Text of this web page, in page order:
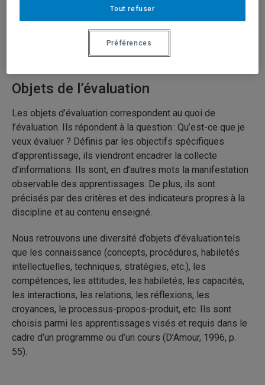
modalités d’évaluation diversifiées. Pour y arriver, on
utilisera des formes d’évaluation comme l’examen, la
présentation, la production, le projet ou le portfolio, le
Objets de l’évaluation
Les objets d’évaluation correspondent au quoi de
l’évaluation. Ils répondent à la question : Qu’est-ce que je
veux évaluer ? Définis par les objectifs spécifiques
d’apprentissage, ils viendront encadrer la collecte
d’informations. Ils sont, en d’autres mots la manifestation
observable des apprentissages. De plus, ils sont
précisés par des critères et des indicateurs propres à la
discipline et au contenu enseigné.
Nous retrouvons une diversité d’objets d’évaluation tels
que les connaissance (concepts, procédures, habiletés
intellectuelles, techniques, stratégies, etc.), les
compétences, les attitudes, les habiletés, les capacités,
les interactions, les relations, les réflexions, les
croyances, le processus-propos-produit, etc. Ils sont
choisis parmi les apprentissages visés et requis dans le
cadre d’un programme ou d’un cours (D’Amour, 1996, p.
55).
Tout refuser
Préférences